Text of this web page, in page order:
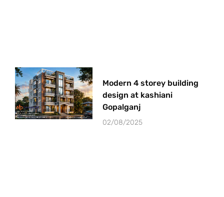
Modern 4 storey building
design at kashiani
Gopalganj
02/08/2025